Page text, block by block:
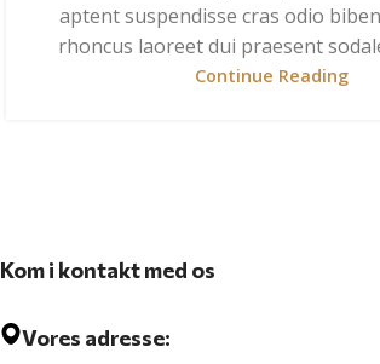
aptent suspendisse cras odio
rhoncus laoreet dui praesent
Continue Reading
Kom i kontakt med os
Vores adresse: